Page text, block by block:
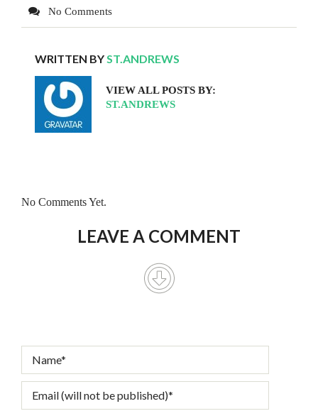
No Comments
WRITTEN BYST.ANDREWS
VIEW ALL POSTS BY:
ST.ANDREWS
No Comments Yet.
LEAVE A COMMENT